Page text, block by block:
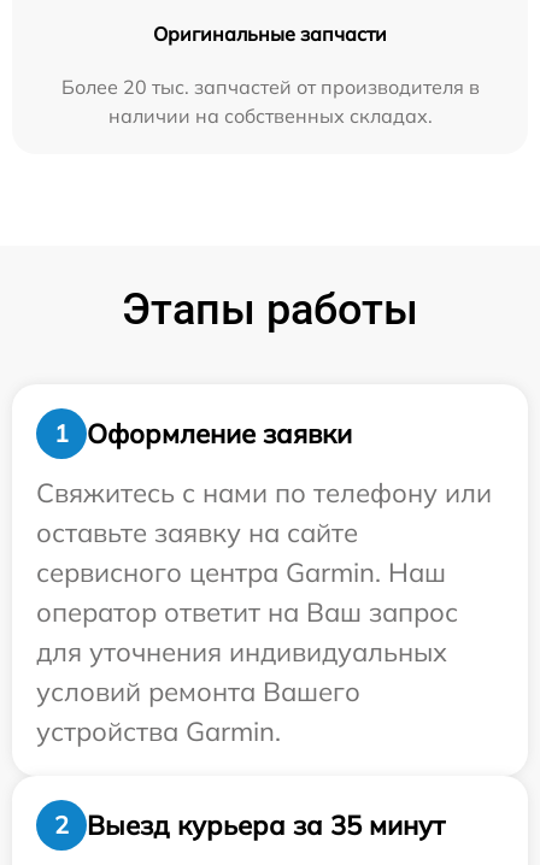
Оригинальные запчасти
Более 20 тыс. запчастей от производителя в
наличии на собственных складах.
Этапы работы
1
Оформление заявки
Свяжитесь с нами по телефону или
оставьте заявку на сайте
сервисного центра Garmin. Наш
оператор ответит на Ваш запрос
для уточнения индивидуальных
условий ремонта Вашего
устройства Garmin.
2 Выезд курьера за 35 минут